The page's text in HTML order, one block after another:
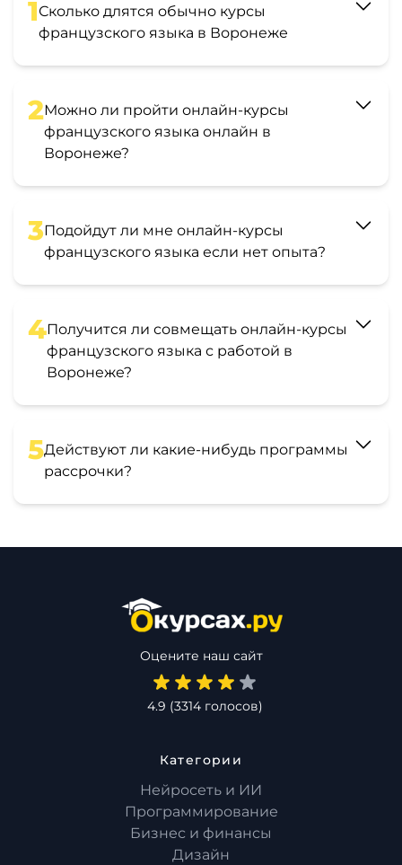
1Сколько длятся обычно курсы
французского языка в Воронеже
2Можно ли пройти онлайн-курсы
французского языка онлайн в
Воронеже?
3Подойдут ли мне онлайн-курсы
французского языка если нет опыта?
4Получится ли совмещать онлайн-курсы
французского языка с работой в
Воронеже?
5Действуют ли какие-нибудь программы
рассрочки?
Оцените наш сайт
4.9 (3314голосов)
Категории
Нейросеть и ИИ
Программирование
Бизнес и финансы
Дизайн